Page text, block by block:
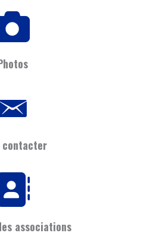
contacter
associations